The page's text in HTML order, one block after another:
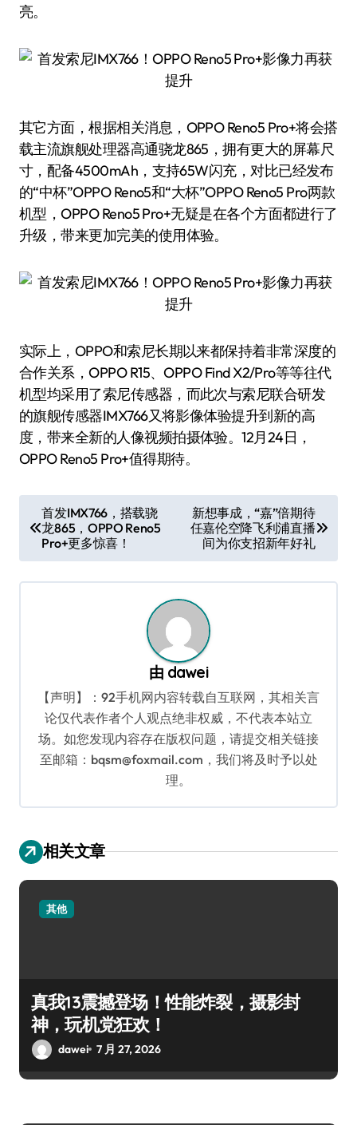
亮。
其它方面，根据相关消息，OPPO Reno5 Pro+将会搭
载主流旗舰处理器高通骁龙865，拥有更大的屏幕尺
寸，配备4500mAh，支持65W闪充，对比已经发布
的“中杯”OPPO Reno5和“大杯”OPPO Reno5 Pro两款
机型，OPPO Reno5 Pro+无疑是在各个方面都进行了
升级，带来更加完美的使用体验。
实际上，OPPO和索尼长期以来都保持着非常深度的
合作关系，OPPO R15、OPPO Find X2/Pro等等往代
机型均采用了索尼传感器，而此次与索尼联合研发
的旗舰传感器IMX766又将影像体验提升到新的高
度，带来全新的人像视频拍摄体验。12月24日，
OPPO Reno5 Pro+值得期待。
章
导
航
首发IMX766，搭载骁
龙865，OPPO Reno5
Pro+更多惊喜！
新想事成，“嘉”倍期待
任嘉伦空降飞利浦直播
间为你支招新年好礼
由 dawei
【声明】：92手机网内容转载自互联网，其相关言
论仅代表作者个人观点绝非权威，不代表本站立
场。如您发现内容存在版权问题，请提交相关链接
至邮箱：bqsm@foxmail.com，我们将及时予以处
理。
相关文章
其他
真我13震撼登场！性能炸裂，摄影封
神，玩机党狂欢！
dawei 7 月 27, 2026